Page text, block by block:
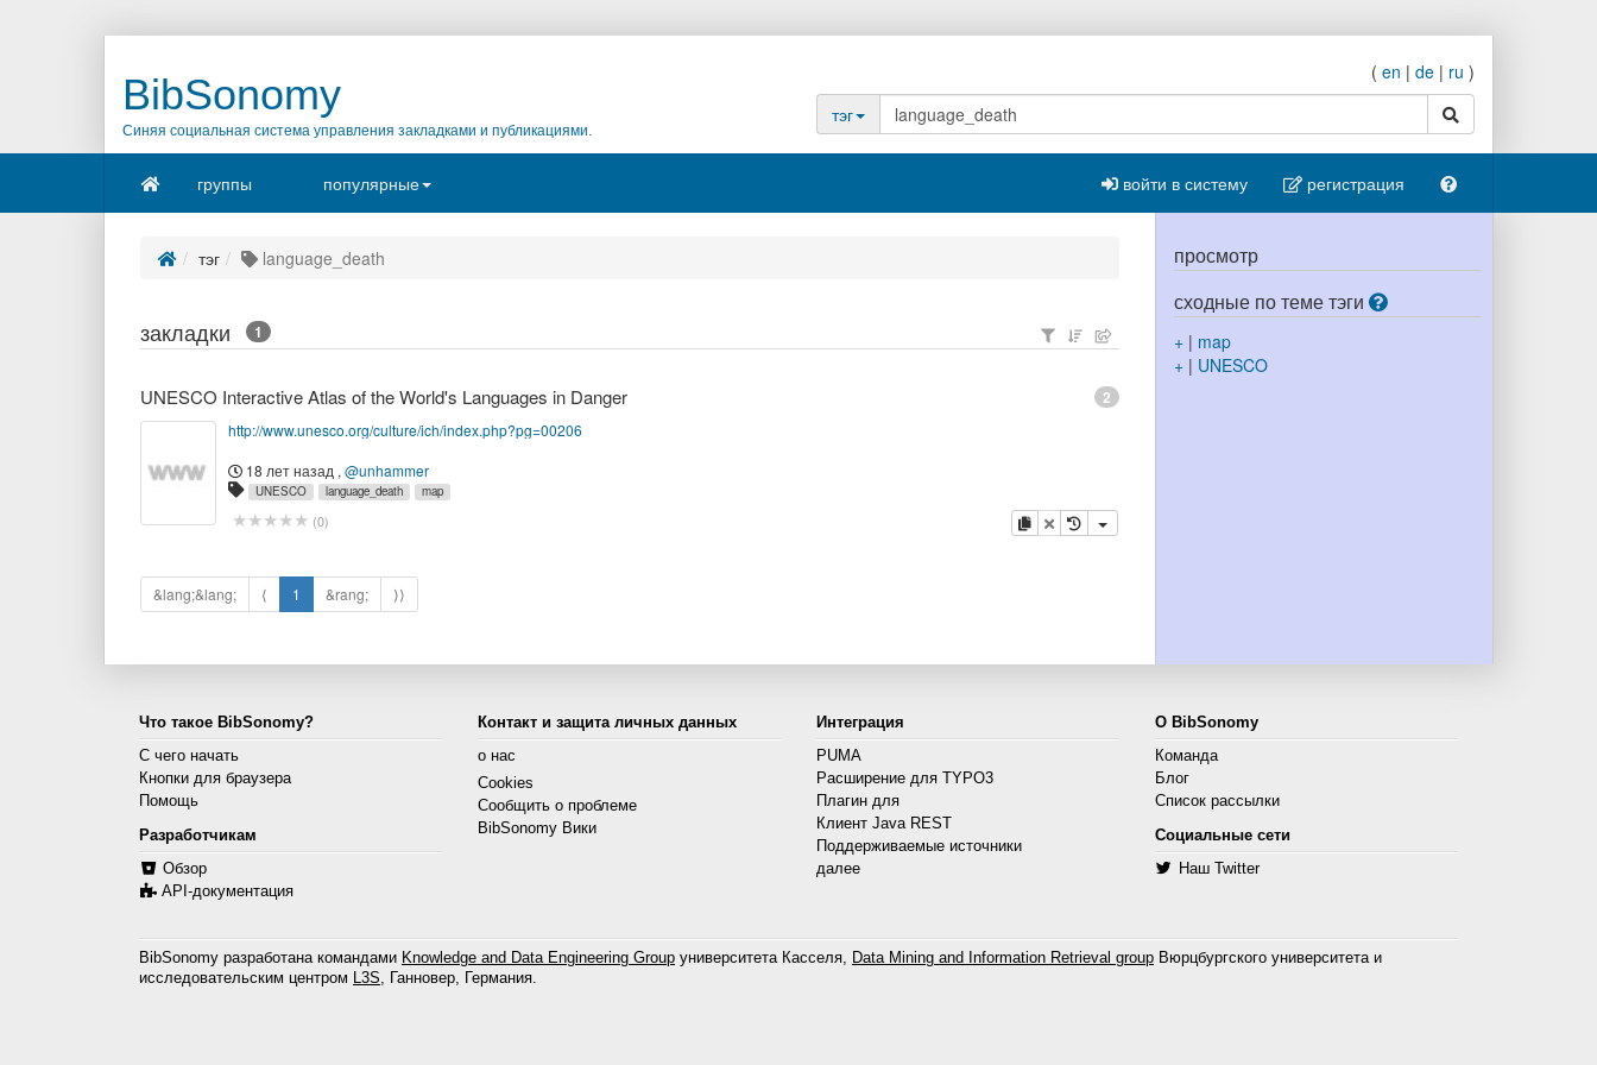
BibSonomy
Синяя социальная система управления закладками и публикациями.
( en | de | ru )
тэг
поиск
группы популярные войти в систему регистрация
тэг language_death
закладки 1
2
UNESCO Interactive Atlas of the World's Languages in Danger
http://www.unesco.org/culture/ich/index.php?pg=00206
18 лет назад , @unhammer
UNESCO language_death map
(0) копировать
удалить
&lang;&lang; ⟨ 1 &rang; ⟩⟩
просмотр
сходные по теме тэги
+| map
+| UNESCO
Что такое BibSonomy?
С чего начать
Кнопки для браузера
Помощь
Разработчикам
Обзор
API-документация
Контакт и защита личных данных
о нас
Cookies
Сообщить о проблеме
BibSonomy Вики
Интеграция
PUMA
Расширение для TYPO3
Плагин для
Клиент Java REST
Поддерживаемые источники
далее
О BibSonomy
Команда
Блог
Список рассылки
Социальные сети
Наш Twitter
BibSonomy разработана командами Knowledge and Data Engineering Group университета Касселя, Data Mining and Information Retrieval group Вюрцбургского университета и
исследовательским центром L3S, Ганновер, Германия.